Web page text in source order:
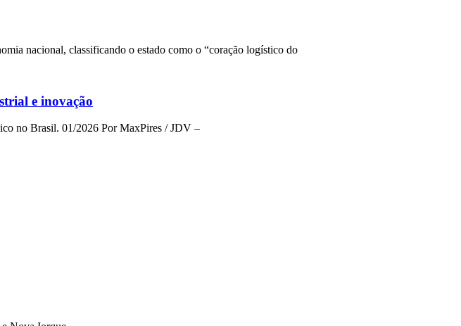
nacional, classificando o estado como o “coração logístico do
e inovação
no Brasil. 01/2026 Por MaxPires / JDV –